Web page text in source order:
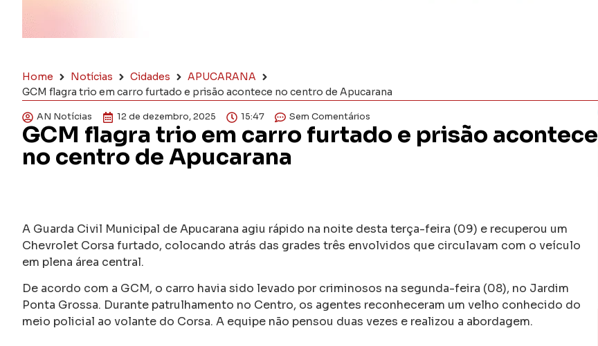
Home Notícias Cidades
APUCARANA
GCM flagra trio em carro furtado e prisão acontece no centro de Apucarana
AN Notícias 12 de dezembro, 2025 15:47 Sem Comentários
GCM flagra trio em carro furtado e prisão acontece
no centro de Apucarana
A Guarda Civil Municipal de Apucarana agiu rápido na noite desta terça-feira (09) e recuperou um
Chevrolet Corsa furtado, colocando atrás das grades três envolvidos que circulavam com o veículo
em plena área central.
De acordo com a GCM, o carro havia sido levado por criminosos na segunda-feira (08), no Jardim
Ponta Grossa. Durante patrulhamento no Centro, os agentes reconheceram um velho conhecido do
meio policial ao volante do Corsa. A equipe não pensou duas vezes e realizou a abordagem.